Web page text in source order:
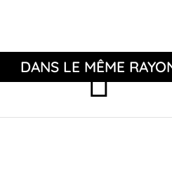
DANS LE MÊME